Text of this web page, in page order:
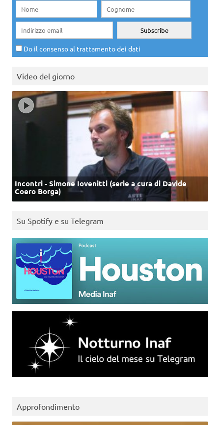
Do il consenso al trattamento dei dati
Video del giorno
Incontri - Simone Iovenitti (serie a cura di Davide
Coero Borga)
Su Spotify e su Telegram
Approfondimento